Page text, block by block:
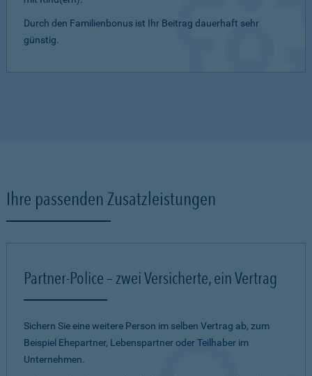
Durch den Familienbonus ist Ihr Beitrag dauerhaft sehr
günstig.
Ihre passenden Zusatzleistungen
Partner-Police – zwei Versicherte, ein Vertrag
Sichern Sie eine weitere Person im selben Vertrag ab, zum
Beispiel Ehepartner, Lebenspartner oder Teilhaber im
Unternehmen.